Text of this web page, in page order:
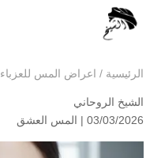
الرئيسية / اعراض المس للعزباء
الشيخ الروحاني
03/03/2026 |
المس العشق